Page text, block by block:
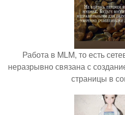
Работа в MLM, то есть
неразрывно связана с
страницы в